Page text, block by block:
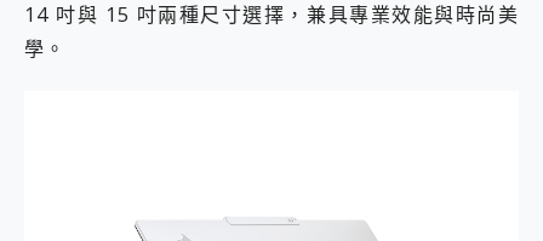
14 吋與 15 吋兩種尺寸選擇，兼具專業效能與時尚美
學。